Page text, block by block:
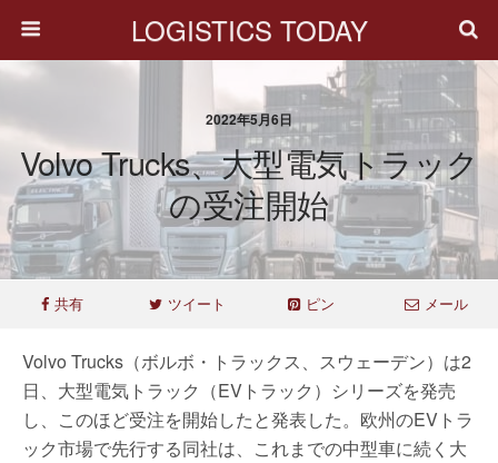
LOGISTICS TODAY
2022年5月6日
Volvo Trucks、大型電気トラック
の受注開始
共有 ツイート ピン メール
Volvo Trucks（ボルボ・トラックス、スウェーデン）は2
日、大型電気トラック（EVトラック）シリーズを発売
し、このほど受注を開始したと発表した。欧州のEVトラ
ック市場で先行する同社は、これまでの中型車に続く大